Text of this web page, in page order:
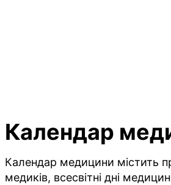
Календар
Календар медицини містить
медиків, всесвітні дні